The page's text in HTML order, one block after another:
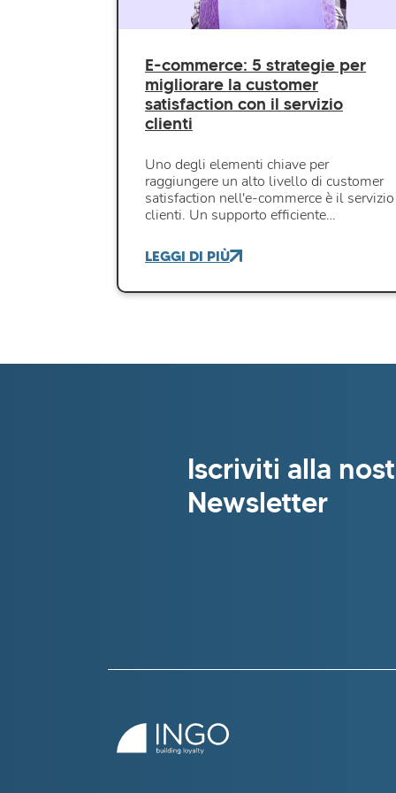
E-commerce: 5 strategie per
migliorare la customer
satisfaction con il servizio
clienti
Uno degli elementi chiave per
raggiungere un alto livello di customer
satisfaction nell'e-commerce è il servizio
clienti. Un supporto efficiente…
LEGGI DI PIÙ
Iscriviti alla
Newsletter